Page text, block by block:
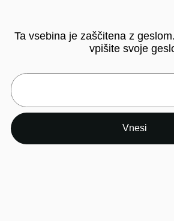
Ta vsebina je zaščitena z
vpišite svoje